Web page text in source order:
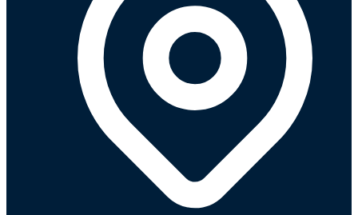
Sobre nosotros
Sucursales
Seguimiento de pedidos
¿Quieres trabajar en Antumalal?
Regístrate como Mayorista